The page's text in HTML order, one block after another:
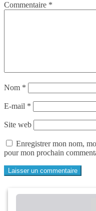
Commentaire *
Nom *
E-mail *
Site web
Enregistrer mon nom,
pour mon prochain